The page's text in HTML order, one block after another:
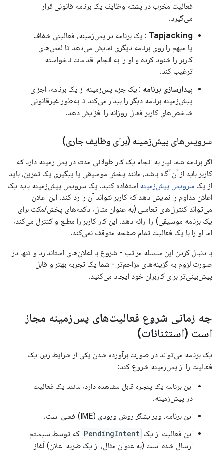
فعالیت مخرب در پشته وظایف یک برنامه قانونی قرار
می‌گیرد.
Tapjacking : یک برنامه در پس‌زمینه، فعالیتی شفاف
یا مبهم را روی برنامه دیگری نمایش می‌دهد تا لمس‌های
کاربر را شنود کرده و او را به انجام اقدامات ناخواسته
ترغیب کند.
بیدارسازی برنامه : یک جزء پس‌زمینه از یک برنامه، اجزای
پیش‌زمینه برنامه دیگر را بیدار می‌کند تا به‌طور غیرقانونی
شاخص‌های کاربر فعال روزانه را افزایش دهد.
سرویس‌های پیش‌زمینه (برای وظایف جاری)
اگر برنامه شما نیاز به انجام یک کار طولانی مدت در پس زمینه دارد که
کاربر باید از آن آگاه باشد، مانند پخش موسیقی یا پیگیری یک تمرین، باید
از یک سرویس پیش‌زمینه استفاده کنید. یک سرویس پیش‌زمینه باید یک
اعلان مداوم را نمایش دهد که کاربر نتواند آن را رد کند. این اعلان
می‌تواند کنترل‌های تعاملی (به عنوان مثال، دکمه‌های پخش/مکث برای
یک برنامه موسیقی) را ارائه دهد. این کار کاربر را مطلع و کنترل می‌کند،
اما او را با یک فعالیت تمام صفحه متوقف نمی‌کند.
با دنبال کردن این سلسله مراتب - شروع با اعلان‌های استاندارد و تنها در
صورت لزوم به گزینه‌های مزاحم‌تر - شما یک تجربه بهتر و قابل
پیش‌بینی‌تر برای کاربران خود ایجاد می‌کنید.
چه زمانی شروع فعالیت‌های پس‌زمینه مجاز
است (استثنائات)
یک برنامه می‌تواند در صورت برآورده شدن یکی از شرایط زیر، یک
فعالیت را از پس‌زمینه شروع کند:
این برنامه یک پنجره قابل مشاهده دارد، مانند یک فعالیت
در پیش‌زمینه.
این برنامه، ویرایشگر روش ورودی (IME) فعلی است.
این فعالیت از یک PendingIntent که توسط سیستم
ارسال شده است (به عنوان مثال، از یک ضربه اعلان) آغاز